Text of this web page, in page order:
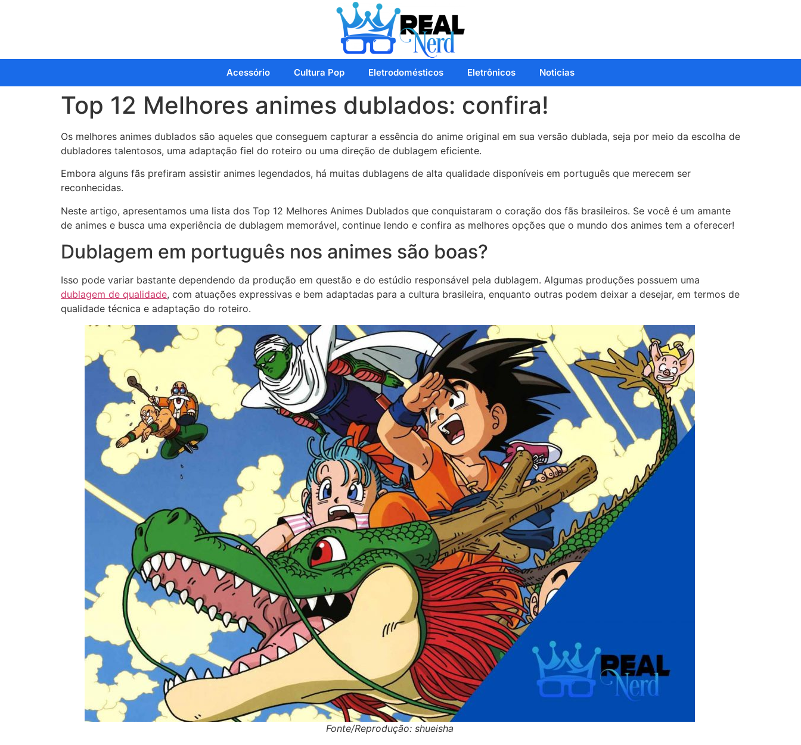
Acessório Cultura Pop Eletrodomésticos Eletrônicos Noticias
Top 12 Melhores animes dublados: confira!
Os melhores animes dublados são aqueles que conseguem capturar a essência do anime original em sua versão dublada, seja por meio da escolha de
dubladores talentosos, uma adaptação fiel do roteiro ou uma direção de dublagem eficiente.
Embora alguns fãs prefiram assistir animes legendados, há muitas dublagens de alta qualidade disponíveis em português que merecem ser
reconhecidas.
Neste artigo, apresentamos uma lista dos Top 12 Melhores Animes Dublados que conquistaram o coração dos fãs brasileiros. Se você é um amante
de animes e busca uma experiência de dublagem memorável, continue lendo e confira as melhores opções que o mundo dos animes tem a oferecer!
Dublagem em português nos animes são boas?
Isso pode variar bastante dependendo da produção em questão e do estúdio responsável pela dublagem. Algumas produções possuem uma
dublagem de qualidade, com atuações expressivas e bem adaptadas para a cultura brasileira, enquanto outras podem deixar a desejar, em termos de
qualidade técnica e adaptação do roteiro.
Fonte/Reprodução: shueisha